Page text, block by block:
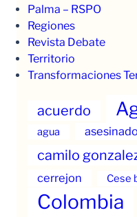
Palma – RSPO
Regiones
Revista Debate
Territorio
Transformaciones
acuerdo
agua
camilo
cerrejon Cese
Colombia